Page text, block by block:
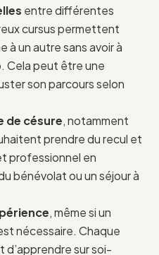
entre différentes
cursus permettent
à un autre sans avoir à
Cela peut être une
son parcours selon
de césure, notamment
prendre du recul et
professionnel en
bénévolat ou un séjour à
, même si un
nécessaire. Chaque
sur soi-